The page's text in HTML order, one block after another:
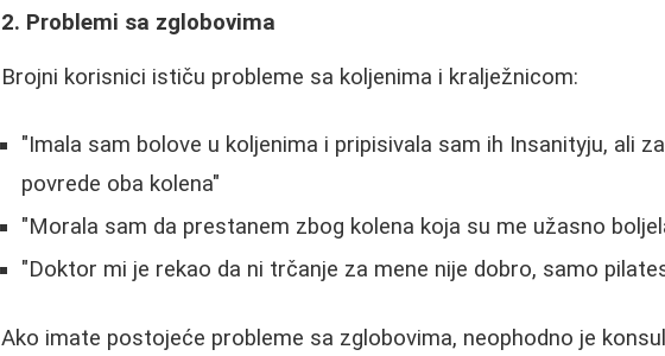
2. Problemi sa zglobovima
Brojni korisnici ističu probleme sa koljenima i kralježnicom:
"Imala sam bolove u koljenima i pripisivala sam ih Insanityju, ali
povrede oba kolena"
"Morala sam da prestanem zbog kolena koja su me užasno
"Doktor mi je rekao da ni trčanje za mene nije dobro, samo
Ako imate postojeće probleme sa zglobovima, neophodno je